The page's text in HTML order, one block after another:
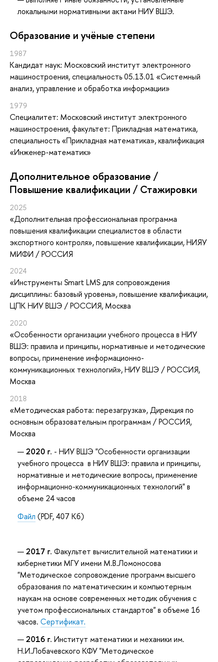
локальными нормативными актами НИУ ВШЭ.
Oбразование и учёные степени
1987
Кандидат наук: Московский институт электронного
машиностроения, специальность 05.13.01 «Системный
анализ, управление и обработка информации»
1979
Специалитет: Московский институт электронного
машиностроения, факультет: Прикладная математика,
специальность «Прикладная математика», квалификация
«Инженер-математик»
Дополнительное образование /
Повышение квалификации / Стажировки
2025
«Дополнительная профессиональная программа
повышения квалификации специалистов в области
экспортного контроля», повышение квалификации, НИЯУ
МИФИ / РОССИЯ
2024
«Инструменты Smart LMS для сопровождения
дисциплины: базовый уровень», повышение квалификации,
ЦПК НИУ ВШЭ / РОССИЯ, Москва
2020
«Особенности организации учебного процесса в НИУ
ВШЭ: правила и принципы, нормативные и методические
вопросы, применение информационно-
коммуникационных технологий», НИУ ВШЭ / РОССИЯ,
Москва
2018
«Методическая работа: перезагрузка», Дирекция по
основным образовательным программам / РОССИЯ,
Москва
2020 г. - НИУ ВШЭ "Особенности организации
учебного процесса в НИУ ВШЭ: правила и принципы,
нормативные и методические вопросы, применение
информационно-коммуникационных технологий" в
объеме 24 часов
Файл (PDF, 407 Кб)
2017 г. Факультет вычислительной математики и
кибернетики МГУ имени М.В.Ломоносова
"Методическое сопровождение программ высшего
образования по математическим и компьютерным
наукам на основе современных методик обучения с
учетом профессиональных стандартов" в объеме 16
часов. Сертификат.
2016 г. Институт математики и механики им.
Н.И.Лобачевского КФУ "Методическое